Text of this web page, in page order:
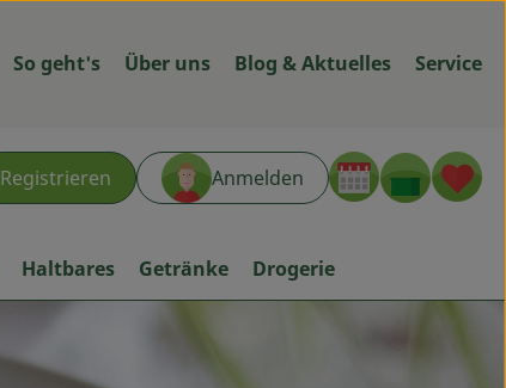
So geht's Über uns Blog & Aktuelles Service
Registrieren Anmelden
Haltbares Getränke Drogerie